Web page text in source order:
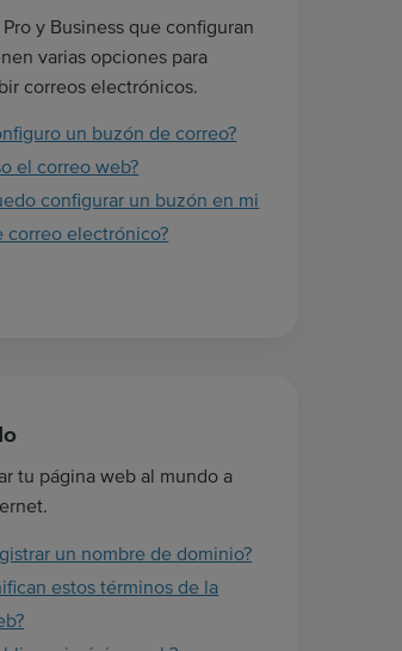
y Business que configuran
varias opciones para
correos electrónicos.
un buzón de correo?
el correo web?
configurar un buzón en mi
correo electrónico?
tu página web al mundo a
un nombre de dominio?
estos términos de la